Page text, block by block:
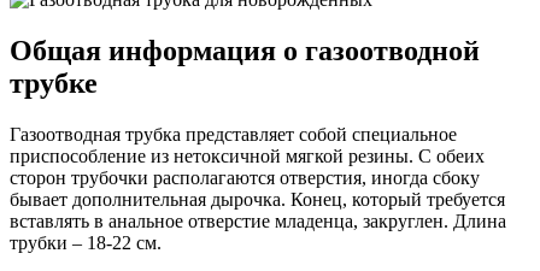
Общая информация о газоотводной
трубке
Газоотводная трубка представляет собой специальное
приспособление из нетоксичной мягкой резины. С обеих
сторон трубочки располагаются отверстия, иногда сбоку
бывает дополнительная дырочка. Конец, который требуется
вставлять в анальное отверстие младенца, закруглен. Длина
трубки – 18-22 см.